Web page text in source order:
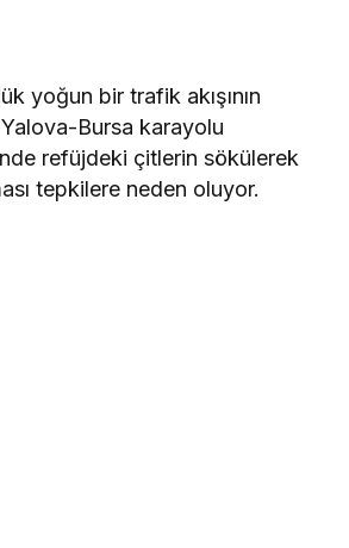
yoğun bir trafik akışının
Bursa karayolu
refüjdeki çitlerin sökülerek
tepkilere neden oluyor.